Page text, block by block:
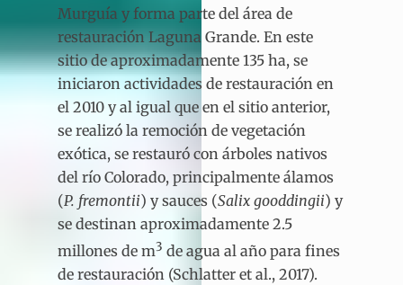
Murguía y forma parte del área de
restauración Laguna Grande. En este
sitio de aproximadamente 135 ha, se
iniciaron actividades de restauración en
el 2010 y al igual que en el sitio anterior,
se realizó la remoción de vegetación
exótica, se restauró con árboles nativos
del río Colorado, principalmente álamos
(P. fremontii) y sauces (Salix gooddingii) y
se destinan aproximadamente 2.5
millones de m3 de agua al año para fines
de restauración (Schlatter et al., 2017).